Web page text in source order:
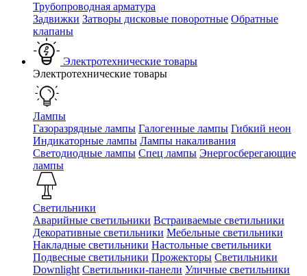
Трубопроводная арматура
Задвижки Затворы дисковые поворотные Обратные
клапаны
Электротехнические товары
Электротехнические товары
Лампы
Газоразрядные лампы Галогенные лампы Гибкий неон
Индикаторные лампы Лампы накаливания
Светодиодные лампы Спец лампы Энергосберегающие
лампы
Светильники
Аварийные светильники Встраиваемые светильники
Декоративные светильники Мебельные светильники
Накладные светильники Настольные светильники
Подвесные светильники Прожекторы Светильники
Downlight Светильники-панели Уличные светильники